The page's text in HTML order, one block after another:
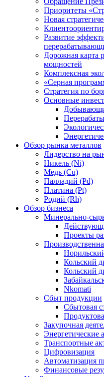
Приоритеты
Новая
Развитие
Дорожная карта
мощностей
Комплексная
«Серная
Стратегия по
Основные
Обзор рынка металлов
Лидерство на
Никель (Ni)
Медь (Cu)
Палладий (Pd)
Платина (Pt)
Родий (Rh)
Обзор бизнеса
Минерально-
Проекты
Кольский
Кольский
Nkomati
Сбыт продукции
Сбытовая
Закупочная
Энергетические
Транспортные
Цифровизация
Автоматизация
Финансовые